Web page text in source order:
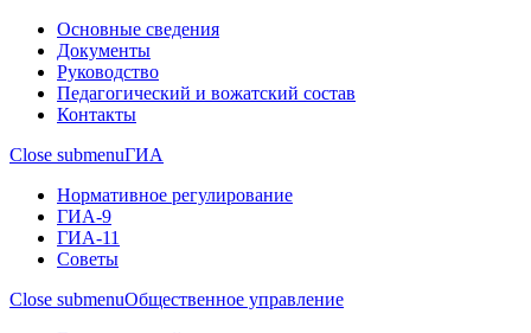
Основные сведения
Документы
Руководство
Педагогический и вожатский состав
Контакты
Close submenuГИА
Нормативное регулирование
ГИА-9
ГИА-11
Советы
Close submenuОбщественное управление